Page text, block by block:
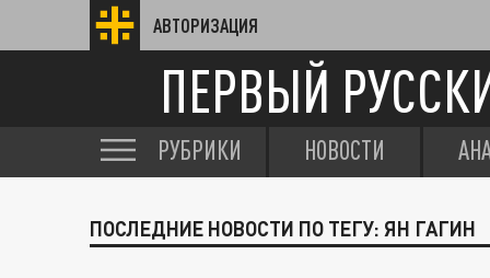
АВТОРИЗАЦИЯ
ПЕРВЫЙ
РУБРИКИ НОВОСТИ
ПОСЛЕДНИЕ НОВОСТИ ПО ТЕГУ: ЯН ГАГИН